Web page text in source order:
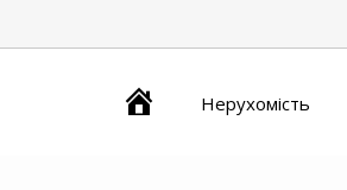
ГлавнаяНерухомість